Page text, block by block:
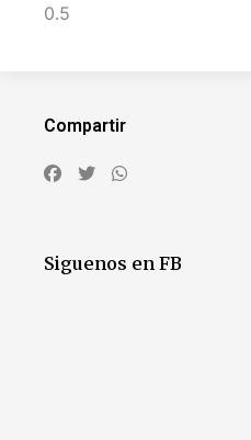
Compartir
Siguenos en FB